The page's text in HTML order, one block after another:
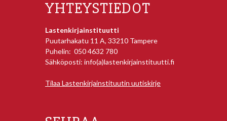
YHTEYSTIEDOT
Lastenkirjainstituutti
Puutarhakatu 11 A, 33210 Tampere
Puhelin: 050 4632 780
Sähköposti: info(a)lastenkirjainstituutti.fi
Tilaa Lastenkirjainstituutin uutiskirje